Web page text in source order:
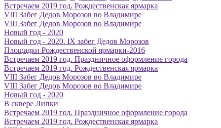
Встречаем 2019 год. Рождественская ярмарка
VIII Забег Дедов Морозов во Владимире
VIII Забег Дедов Морозов во Владимире
Новый год - 2020
Новый год - 2020. IX забег Дедов Морозов
Площадки Рождественской ярмарки-2016
Встречаем 2019 год. Праздничное оформление города
Встречаем 2019 год. Рождественская ярмарка
VIII Забег Дедов Морозов во Владимире
VIII Забег Дедов Морозов во Владимире
Новый год - 2020
В сквере Липки
Встречаем 2019 год. Праздничное оформление города
Встречаем 2019 год. Рождественская ярмарка